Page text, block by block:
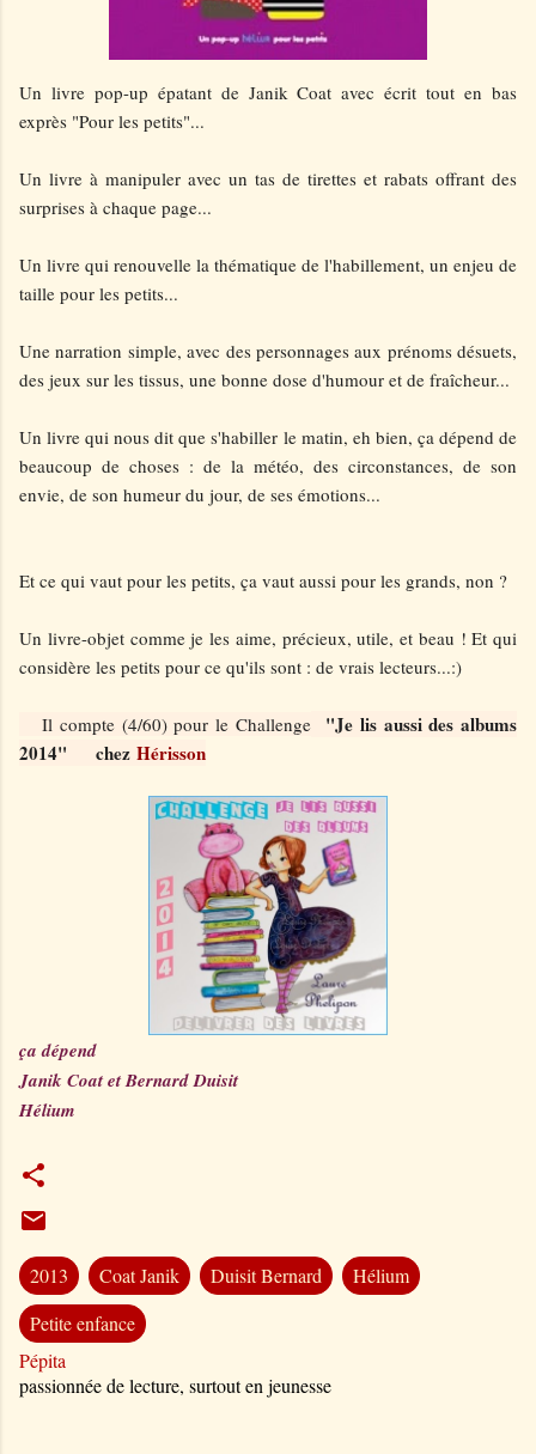
Un livre pop-up épatant de Janik Coat avec écrit tout en bas
exprès "Pour les petits"...
Un livre à manipuler avec un tas de tirettes et rabats offrant des
surprises à chaque page...
Un livre qui renouvelle la thématique de l'habillement, un enjeu de
taille pour les petits...
Une narration simple, avec des personnages aux prénoms désuets,
des jeux sur les tissus, une bonne dose d'humour et de fraîcheur...
Un livre qui nous dit que s'habiller le matin, eh bien, ça dépend de
beaucoup de choses : de la météo, des circonstances, de son
envie, de son humeur du jour, de ses émotions...
Et ce qui vaut pour les petits, ça vaut aussi pour les grands, non ?
Un livre-objet comme je les aime, précieux, utile, et beau ! Et qui
considère les petits pour ce qu'ils sont : de vrais lecteurs...:)
Il compte (4/60) pour le Challenge"Je lis aussi des albums
2014" chez Hérisson
ça dépend
Janik Coat et Bernard Duisit
Hélium
2013 Coat Janik Duisit Bernard
Hélium
Petite enfance
Pépita
passionnée de lecture, surtout en jeunesse